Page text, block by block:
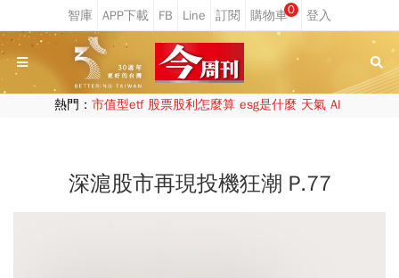
0
熱門： 市值型etf 股票股利怎麼算 esg是什麼 天氣 AI
深滬股市再現投機狂潮 P.77